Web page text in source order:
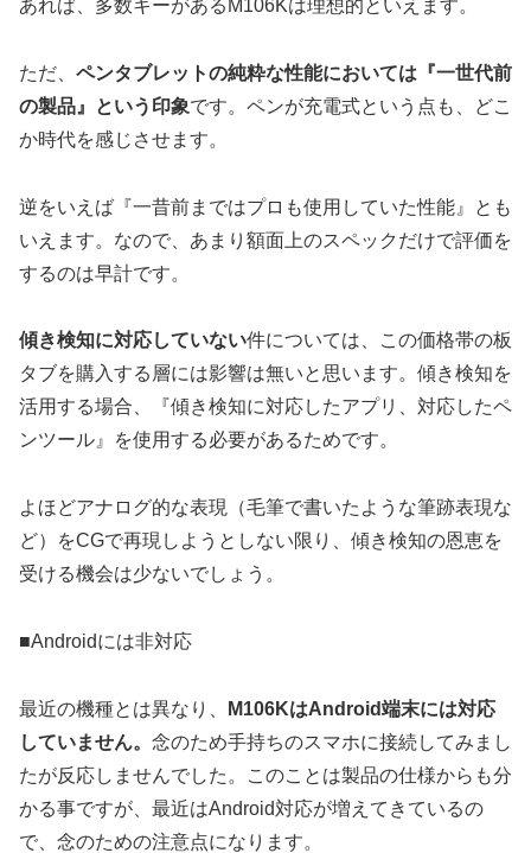
あれば、多数キーがあるM106Kは理想的といえます。
ただ、 ペンタブレットの純粋な性能においては『一世代前
の製品』という印象です。ペンが充電式という点も、どこ
か時代を感じさせます。
逆をいえば『一昔前まではプロも使用していた性能』とも
いえます。なので、あまり額面上のスペックだけで評価を
するのは早計です。
傾き検知に対応していない件については、この価格帯の板
タブを購入する層には影響は無いと思います。傾き検知を
活用する場合、『傾き検知に対応したアプリ、対応したペ
ンツール』を使用する必要があるためです。
よほどアナログ的な表現（毛筆で書いたような筆跡表現な
ど）をCGで再現しようとしない限り、傾き検知の恩恵を
受ける機会は少ないでしょう。
■Androidには非対応
最近の機種とは異なり、
M106KはAndroid端末には対応
していません。 念のため手持ちのスマホに接続してみまし
たが反応しませんでした。このことは製品の仕様からも分
かる事ですが、最近はAndroid対応が増えてきているの
で、念のための注意点になります。